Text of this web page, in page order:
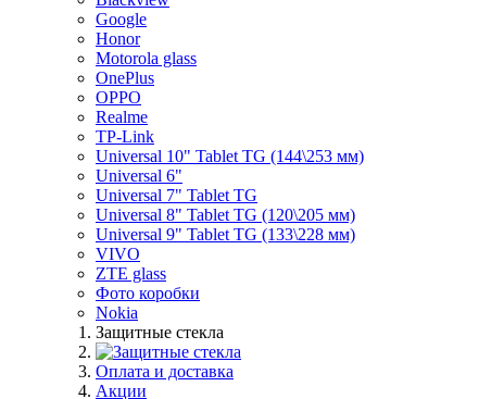
Google
Honor
Motorola glass
OnePlus
OPPO
Realme
TP-Link
Universal 10" Tablet TG (144\253 мм)
Universal 6"
Universal 7" Tablet TG
Universal 8" Tablet TG (120\205 мм)
Universal 9" Tablet TG (133\228 мм)
VIVO
ZTE glass
Фото коробки
Nokia
Защитные стекла
Оплата и доставка
Акции